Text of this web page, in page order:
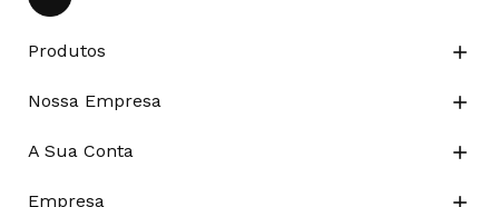
Produtos 
Nossa Empresa 
A Sua Conta 
Empresa 